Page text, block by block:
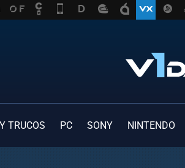
TRUCOS PC SONY NINTENDO